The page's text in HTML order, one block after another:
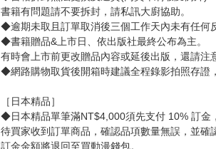
【下標前，請詳閱以下事項，完全同意才請下標
［一般商品］
◆有任何問題請聯繫客服。
用評價溝通者，日後將不再提供購書服務，請另
◆不同月份商品可一起結帳，等訂單內所有商品
◆預購商品皆無現貨，商品圖為示意圖，請以實
◆商品如有缺件、瑕疵，請務必取貨3日內留言
◆書籍拆封無法更換及退貨(內頁印刷瑕疵例外)